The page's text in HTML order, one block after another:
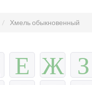
Хмель обыкновенный
Е Ж З